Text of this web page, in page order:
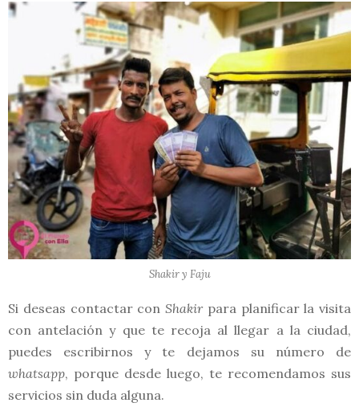
Shakir y Faju
Si deseas contactar con Shakirpara planificar la visita
con antelación y que te recoja al llegar a la ciudad,
puedes escribirnos y te dejamos su número de
whatsapp, porque desde luego, te recomendamos sus
servicios sin duda alguna.